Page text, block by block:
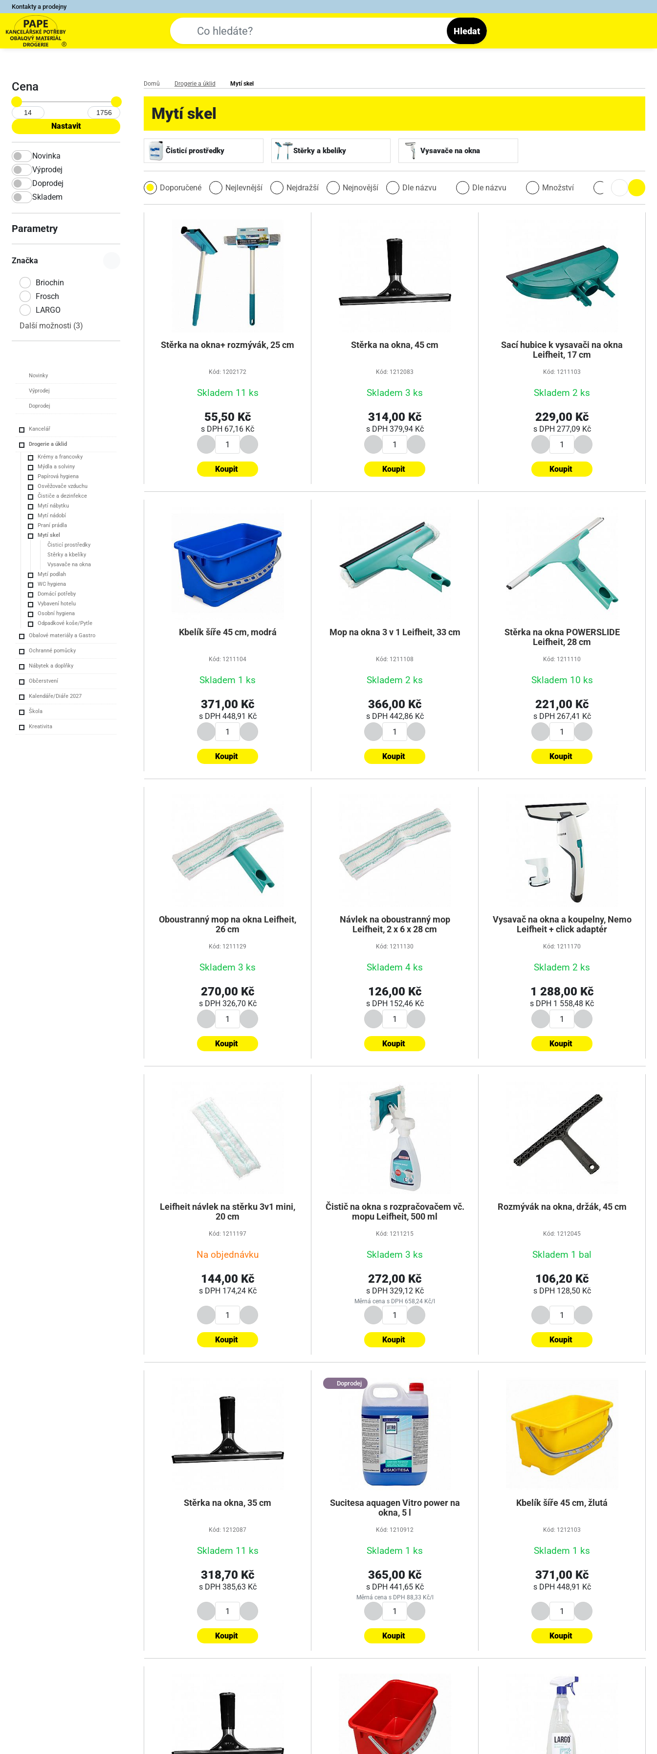
Kontakty a prodejny
Hledat
Cena
Novinka
Výprodej
Doprodej
Skladem
Parametry
Značka
Briochin
Frosch
LARGO
Další možnosti (3)
Novinky
Výprodej
Doprodej
Kancelář
Drogerie a úklid
Krémy a francovky
Mýdla a solviny
Papírová hygiena
Osvěžovače vzduchu
Čističe a dezinfekce
Mytí nábytku
Mytí nádobí
Praní prádla
Mytí skel
Čisticí prostředky
Stěrky a kbelíky
Vysavače na okna
Mytí podlah
WC hygiena
Domácí potřeby
Vybavení hotelu
Osobní hygiena
Odpadkové koše/Pytle
Obalové materiály a Gastro
Ochranné pomůcky
Nábytek a doplňky
Občerstvení
Kalendáře/Diáře 2027
Škola
Kreativita
Domů Drogerie a úklid Mytí skel
Mytí skel
Čisticí prostředky Stěrky a kbelíky Vysavače na okna
Doporučené Nejlevnější Nejdražší Nejnovější Dle názvu Dle názvu Množství Množství
Stěrka na okna+ rozmývák, 25 cm
Kód: 1202172
Skladem 11 ks
55,50 Kč
s DPH 67,16 Kč
Koupit
Stěrka na okna, 45 cm
Kód: 1212083
Skladem 3 ks
314,00 Kč
s DPH 379,94 Kč
Koupit
Sací hubice k vysavači na okna
Leifheit, 17 cm
Kód: 1211103
Skladem 2 ks
229,00 Kč
s DPH 277,09 Kč
Koupit
Kbelík šíře 45 cm, modrá
Kód: 1211104
Skladem 1 ks
371,00 Kč
s DPH 448,91 Kč
Koupit
Mop na okna 3 v 1 Leifheit, 33 cm
Kód: 1211108
Skladem 2 ks
366,00 Kč
s DPH 442,86 Kč
Koupit
Stěrka na okna POWERSLIDE
Leifheit, 28 cm
Kód: 1211110
Skladem 10 ks
221,00 Kč
s DPH 267,41 Kč
Koupit
Oboustranný mop na okna Leifheit,
26 cm
Kód: 1211129
Skladem 3 ks
270,00 Kč
s DPH 326,70 Kč
Koupit
Návlek na oboustranný mop
Leifheit, 2 x 6 x 28 cm
Kód: 1211130
Skladem 4 ks
126,00 Kč
s DPH 152,46 Kč
Koupit
Vysavač na okna a koupelny, Nemo
Leifheit + click adaptér
Kód: 1211170
Skladem 2 ks
1 288,00 Kč
s DPH 1 558,48 Kč
Koupit
Leifheit návlek na stěrku 3v1 mini,
20 cm
Kód: 1211197
Na objednávku
144,00 Kč
s DPH 174,24 Kč
Koupit
Čistič na okna s rozpračovačem vč.
mopu Leifheit, 500 ml
Kód: 1211215
Skladem 3 ks
272,00 Kč
s DPH 329,12 Kč
Měrná cena s DPH 658,24 Kč/l
Koupit
Rozmývák na okna, držák, 45 cm
Kód: 1212045
Skladem 1 bal
106,20 Kč
s DPH 128,50 Kč
Koupit
Stěrka na okna, 35 cm
Kód: 1212087
Skladem 11 ks
318,70 Kč
s DPH 385,63 Kč
Koupit
Doprodej
Sucitesa aquagen Vitro power na
okna, 5 l
Kód: 1210912
Skladem 1 ks
365,00 Kč
s DPH 441,65 Kč
Měrná cena s DPH 88,33 Kč/l
Koupit
Kbelík šíře 45 cm, žlutá
Kód: 1212103
Skladem 1 ks
371,00 Kč
s DPH 448,91 Kč
Koupit